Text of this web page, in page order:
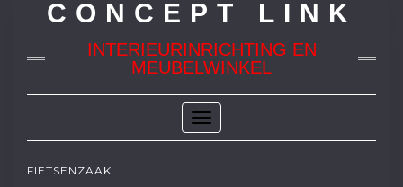
CONCEPT LINK
INTERIEURINRICHTING EN
MEUBELWINKEL
Toggle
Navigation
FIETSENZAAK